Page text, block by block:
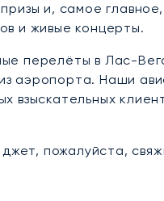
и, самое
и живые концерты.
перелёты в Лас-
аэропорта. Наши
пожалуйста,